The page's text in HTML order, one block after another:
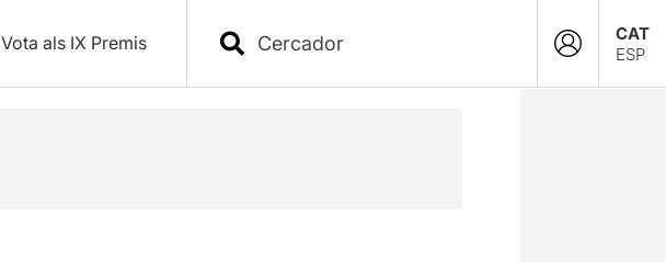
Vota als IX Premis
CAT
ESP